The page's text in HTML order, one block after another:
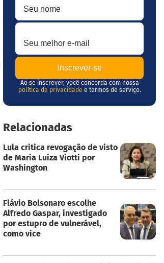
Seu melhor e-mail
Ao se inscrever, você concorda com nossa
política de privacidade e termos de serviço.
Relacionadas
Lula critica revogação de visto
de Maria Luiza Viotti por
Washington
Flávio Bolsonaro escolhe
Alfredo Gaspar, investigado
por estupro de vulnerável,
como vice